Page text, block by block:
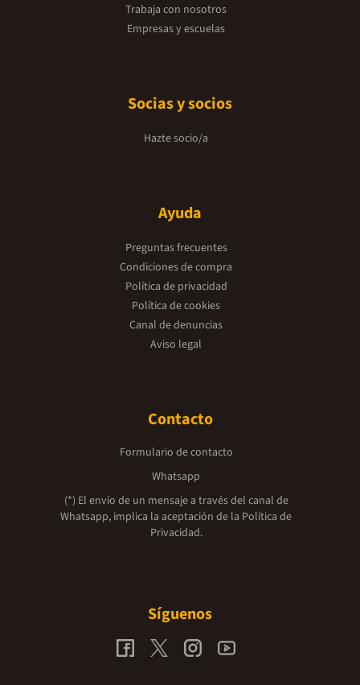
Trabaja con nosotros
Empresas y escuelas
Socias y socios
Hazte socio/a
Ayuda
Preguntas frecuentes
Condiciones de compra
Política de privacidad
Política de cookies
Canal de denuncias
Aviso legal
Contacto
Formulario de contacto
Whatsapp
(*) El envío de un mensaje a través del canal de
Whatsapp, implica la aceptación de la Política de
Privacidad.
Síguenos